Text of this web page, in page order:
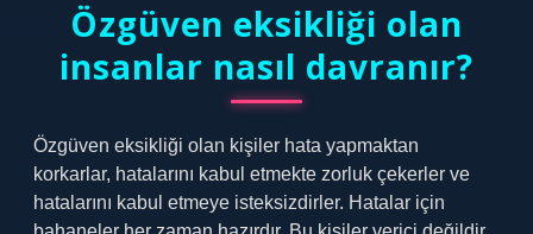
Özgüven eksikliği olan
insanlar nasıl davranır?
Özgüven eksikliği olan kişiler hata yapmaktan
korkarlar, hatalarını kabul etmekte zorluk çekerler ve
hatalarını kabul etmeye isteksizdirler. Hatalar için